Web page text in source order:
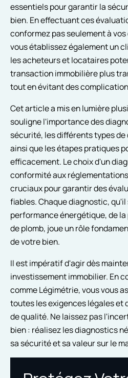
essentiels pour garantir la
bien. En effectuant ces
conformez pas seulement à
vous établissez également un
les acheteurs et locataires
transaction immobilière plus
tout en évitant des
Cet article a mis en lumière
souligne l'importance des
sécurité, les différents types
ainsi que les étapes pratiques
efficacement. Le choix d'un
conformité aux
cruciaux pour garantir des
fiables. Chaque diagnostic, qu'il
performance énergétique, de
de plomb, joue un rôle
de votre bien.
Il est impératif d'agir dès
investissement immobilier. En
comme Légimétrie, vous vous
toutes les exigences légales et
de qualité. Ne laissez pas
bien : réalisez les diagnostics
sa sécurité et sa valeur sur le